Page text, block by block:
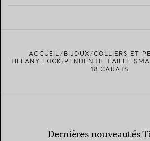
TROUVEZ LA BOUTIQUE LA PLUS PROCHE
ACCUEIL BIJOUX
COLLIERS ET
TIFFANY LOCK:PENDENTIF TAILLE
18 CARATS
Dernières nouveautés